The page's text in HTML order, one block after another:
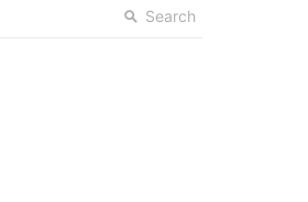
Search